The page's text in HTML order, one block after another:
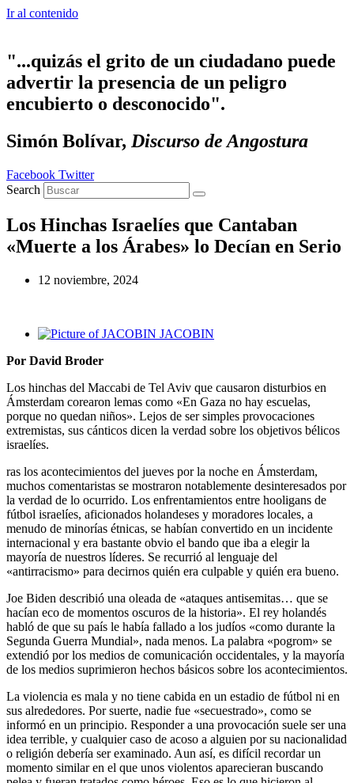
Ir al contenido
"...quizás el grito de un ciudadano puede
advertir la presencia de un peligro
encubierto o desconocido".
Simón Bolívar, Discurso de Angostura
Facebook Twitter
Search
Los Hinchas Israelíes que Cantaban
«Muerte a los Árabes» lo Decían en Serio
12 noviembre, 2024
JACOBIN
Por David Broder
Los hinchas del Maccabi de Tel Aviv que causaron disturbios en
Ámsterdam corearon lemas como «En Gaza no hay escuelas,
porque no quedan niños». Lejos de ser simples provocaciones
extremistas, sus cánticos dicen la verdad sobre los objetivos bélicos
israelíes.
ras los acontecimientos del jueves por la noche en Ámsterdam,
muchos comentaristas se mostraron notablemente desinteresados por
la verdad de lo ocurrido. Los enfrentamientos entre hooligans de
fútbol israelíes, aficionados holandeses y moradores locales, a
menudo de minorías étnicas, se habían convertido en un incidente
internacional y era bastante obvio el bando que iba a elegir la
mayoría de nuestros líderes. Se recurrió al lenguaje del
«antirracismo» para decirnos quién era culpable y quién era bueno.
Joe Biden describió una oleada de «ataques antisemitas… que se
hacían eco de momentos oscuros de la historia». El rey holandés
habló de que su país le había fallado a los judíos «como durante la
Segunda Guerra Mundial», nada menos. La palabra «pogrom» se
extendió por los medios de comunicación occidentales, y la mayoría
de los medios suprimieron hechos básicos sobre los acontecimientos.
La violencia es mala y no tiene cabida en un estadio de fútbol ni en
sus alrededores. Por suerte, nadie fue «secuestrado», como se
informó en un principio. Responder a una provocación suele ser una
idea terrible, y cualquier caso de acoso a alguien por su nacionalidad
o religión debería ser examinado. Aun así, es difícil recordar un
momento similar en el que unos violentos aparecieran buscando